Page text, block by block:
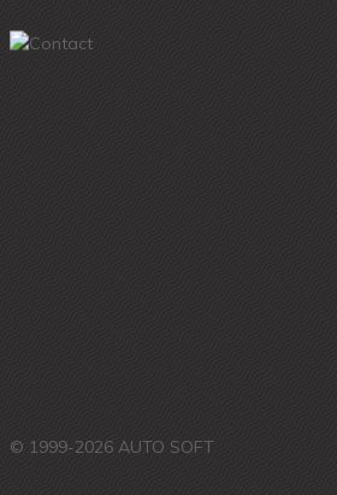
© 1999-2026 AUTO SOFT